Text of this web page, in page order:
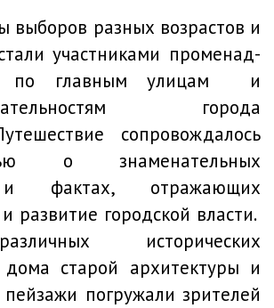
выборов разных возрастов и
участниками променад-
по главным улицам и
города
сопровождалось
о знаменательных
фактах, отражающих
развитие городской власти.
исторических
дома старой архитектуры и
погружали зрителей